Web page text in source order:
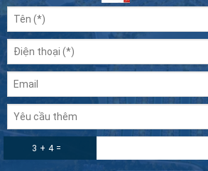
3 + 4 =